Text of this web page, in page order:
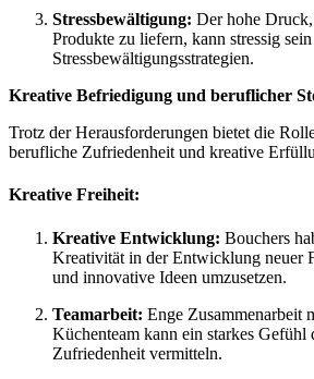
Stressbewältigung: Der hohe
Produkte zu liefern, kann stressig
Stressbewältigungsstrategien.
Kreative Befriedigung und beruflicher
Trotz der Herausforderungen bietet die
berufliche Zufriedenheit und kreative
Kreative Freiheit:
Kreative Entwicklung: Bouchers
Kreativität in der Entwicklung neuer
und innovative Ideen umzusetzen.
Teamarbeit: Enge Zusammenarbeit
Küchenteam kann ein starkes Gefühl
Zufriedenheit vermitteln.